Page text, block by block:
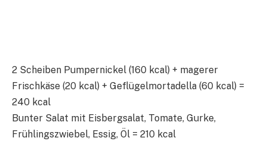
2 Scheiben Pumpernickel (160 kcal) + magerer
Frischkäse (20 kcal) + Geflügelmortadella (60 kcal) =
240 kcal
Bunter Salat mit Eisbergsalat, Tomate, Gurke,
Frühlingszwiebel, Essig, Öl = 210 kcal